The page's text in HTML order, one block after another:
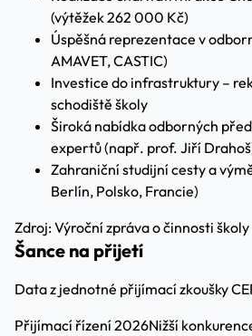
(výtěžek 262 000 Kč)
Úspěšná reprezentace v
AMAVET, CASTIC)
Investice do infrastruktury –
schodiště školy
Široká nabídka odborných
expertů (např. prof. Jiří
Zahraniční studijní cesty a
Berlín, Polsko, Francie)
Zdroj: Výroční zpráva o činnosti školy
Šance na přijetí
Data z jednotné přijímací zkoušky
Přijímací řízení 2026Nižší